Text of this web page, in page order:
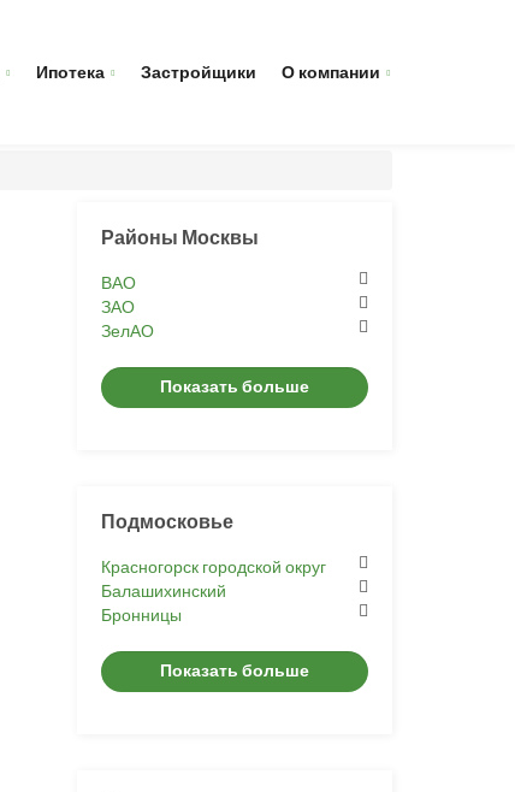
Ипотека Застройщики О компании
Районы Москвы
ВАО
ЗАО
ЗелАО
Показать больше
Подмосковье
Красногорск городской округ
Балашихинский
Бронницы
Показать больше